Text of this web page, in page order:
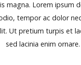
magna. Lorem ipsum
tempor ac dolor
Ut pretium turpis et
sed lacinia enim ornare.